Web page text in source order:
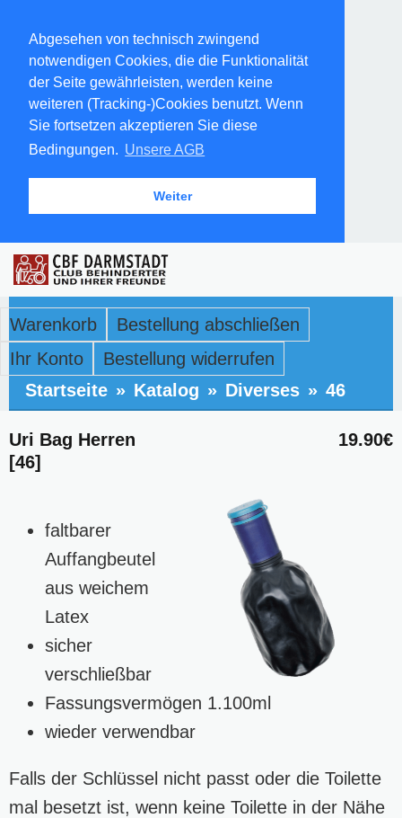
Abgesehen von technisch zwingend
notwendigen Cookies, die die Funktionalität
der Seite gewährleisten, werden keine
weiteren (Tracking-)Cookies benutzt. Wenn
Sie fortsetzen akzeptieren Sie diese
Bedingungen. Unsere AGB
Weiter
Warenkorb
Bestellung abschließen
Ihr Konto
Bestellung widerrufen
Startseite » Katalog » Diverses » 46
19.90€
Uri Bag Herren
[46]
faltbarer
Auffangbeutel
aus weichem
Latex
sicher
verschließbar
Fassungsvermögen 1.100ml
wieder verwendbar
Falls der Schlüssel nicht passt oder die Toilette
mal besetzt ist, wenn keine Toilette in der Nähe